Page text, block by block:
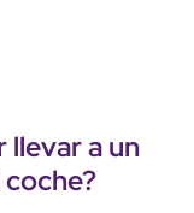
llevar a un
coche?